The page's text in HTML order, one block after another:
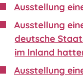
Ausstellung
Ausstellung
deutsche
im Inland
Ausstellung